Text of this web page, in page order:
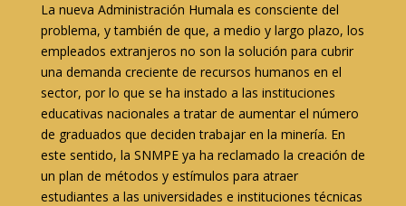
La nueva Administración Humala es consciente del
problema, y también de que, a medio y largo plazo, los
empleados extranjeros no son la solución para cubrir
una demanda creciente de recursos humanos en el
sector, por lo que se ha instado a las instituciones
educativas nacionales a tratar de aumentar el número
de graduados que deciden trabajar en la minería. En
este sentido, la SNMPE ya ha reclamado la creación de
un plan de métodos y estímulos para atraer
estudiantes a las universidades e instituciones técnicas